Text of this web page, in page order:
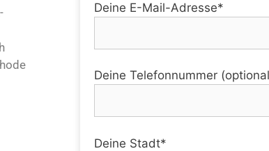
Deine E-Mail-Adresse*
Deine Telefonnummer
Deine Stadt*